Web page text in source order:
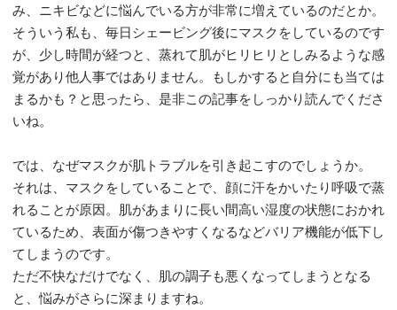
み、ニキビなどに悩んでいる方が非常に増えているのだとか。
そういう私も、毎日シェービング後にマスクをしているのです
が、少し時間が経つと、蒸れて肌がヒリヒリとしみるような感
覚があり他人事ではありません。もしかすると自分にも当ては
まるかも？と思ったら、是非この記事をしっかり読んでくださ
いね。
では、なぜマスクが肌トラブルを引き起こすのでしょうか。
それは、マスクをしていることで、顔に汗をかいたり呼吸で蒸
れることが原因。肌があまりに長い間高い湿度の状態におかれ
ているため、表面が傷つきやすくなるなどバリア機能が低下し
てしまうのです。
ただ不快なだけでなく、肌の調子も悪くなってしまうとなる
と、悩みがさらに深まりますね。